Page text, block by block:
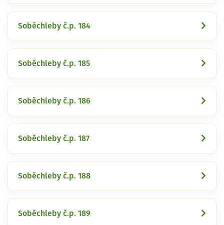
Soběchleby č.p. 184
Soběchleby č.p. 185
Soběchleby č.p. 186
Soběchleby č.p. 187
Soběchleby č.p. 188
Soběchleby č.p. 189